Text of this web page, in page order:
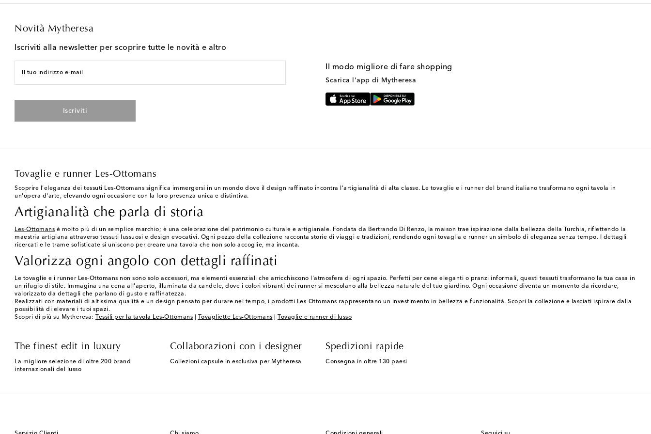
Novità Mytheresa
Iscriviti alla newsletter per scoprire tutte le novità e altro
Il tuo indirizzo e-mail
Iscriviti
Il modo migliore di fare shopping
Scarica l'app di Mytheresa
Tovaglie e runner Les-Ottomans
Scoprire l'eleganza dei tessuti Les-Ottomans significa immergersi in un mondo dove il design raffinato incontra l'artigianalità di alta classe. Le tovaglie e i runner del brand italiano trasformano ogni tavola in
un'opera d'arte, elevando ogni occasione con la loro presenza unica e distintiva.
Artigianalità che parla di storia
Les-Ottomans è molto più di un semplice marchio; è una celebrazione del patrimonio culturale e artigianale. Fondata da Bertrando Di Renzo, la maison trae ispirazione dalla bellezza della Turchia, riflettendo la
maestria artigiana attraverso tessuti lussuosi e design evocativi. Ogni pezzo della collezione racconta storie di viaggi e tradizioni, rendendo ogni tovaglia e runner un simbolo di eleganza senza tempo. I dettagli
ricercati e le trame sofisticate si uniscono per creare una tavola che non solo accoglie, ma incanta.
Valorizza ogni angolo con dettagli raffinati
Le tovaglie e i runner Les-Ottomans non sono solo accessori, ma elementi essenziali che arricchiscono l'atmosfera di ogni spazio. Perfetti per cene eleganti o pranzi informali, questi tessuti trasformano la tua casa in
un rifugio di stile. Immagina una cena all'aperto, illuminata da candele, dove i colori vibranti dei runner si mescolano alla bellezza naturale del tuo giardino. Ogni occasione diventa un momento da ricordare,
valorizzato da dettagli che parlano di gusto e raffinatezza.
Realizzati con materiali di altissima qualità e un design pensato per durare nel tempo, i prodotti Les-Ottomans rappresentano un investimento in bellezza e funzionalità. Scopri la collezione e lasciati ispirare dalla
possibilità di elevare i tuoi spazi.
Scopri di più su Mytheresa:
Tessili per la tavola Les-Ottomans Tovagliette Les-Ottomans Tovaglie e runner di lusso
The finest edit in luxury
La migliore selezione di oltre 200 brand
internazionali del lusso
Collaborazioni con i designer
Collezioni capsule in esclusiva per Mytheresa
Spedizioni rapide
Consegna in oltre 130 paesi